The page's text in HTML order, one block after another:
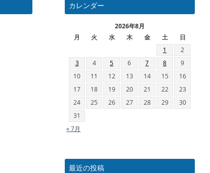
カレンダー
2026年8月
月
火 水 木 金 土
日
1
2
3
4 5 6 7 8
9
10
11 12 13 14 15
16
17
18 19 20 21 22
23
24
25 26 27 28 29
30
31
« 7月
最近の投稿